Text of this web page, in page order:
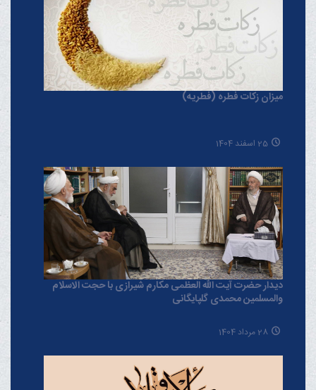
میزان زکات فطره (فطریه)
25 اسفند 1404
دیدار حضرت آیت الله العظمی مکارم شیرازی با حجت الاسلام
والمسلمین محمدی گلپایگانی
28 مرداد 1404